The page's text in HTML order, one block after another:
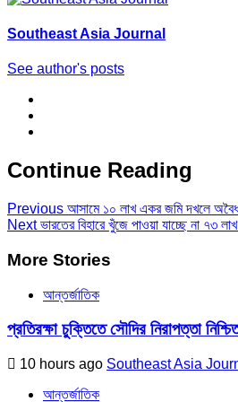
Southeast Asia Journal
See author's posts
Continue Reading
Previous আসামে ১০ লাখ একর জমি দখলে অবৈধ
Nextভারতের বিহারে খুঁজে পাওয়া যাচ্ছে না ৭৩
More Stories
আন্তর্জাতিক
প্রতিরক্ষা চুক্তিতে সৌদির নিরাপত্তা
10 hours ago Southeast Asia
আন্তর্জাতিক